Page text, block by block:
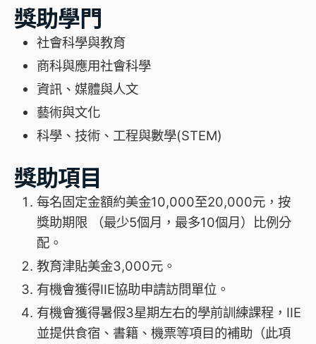
獎助學門
社會科學與教育
商科與應用社會科學
資訊、媒體與人文
藝術與文化
科學、技術、工程與數學(STEM)
獎助項目
每名固定金額約美金10,000至20,000元，按
獎助期限 （最少5個月，最多10個月）比例分
配。
教育津貼美金3,000元。
有機會獲得IIE協助申請訪問單位。
有機會獲得暑假3星期左右的學前訓練課程，IIE
並提供食宿、書籍、機票等項目的補助（此項